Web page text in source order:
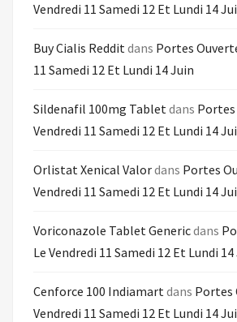
Vendredi 11 Samedi 12 Et Lundi 14
Buy Cialis Redditdans Portes
11 Samedi 12 Et Lundi 14 Juin
Sildenafil 100mg Tabletdans Portes
Vendredi 11 Samedi 12 Et Lundi 14
Orlistat Xenical Valordans Portes
Vendredi 11 Samedi 12 Et Lundi 14
Voriconazole Tablet Genericdans
Le Vendredi 11 Samedi 12 Et Lundi
Cenforce 100 Indiamartdans Portes
Vendredi 11 Samedi 12 Et Lundi 14